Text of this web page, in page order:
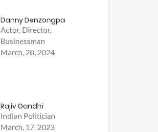
Danny Denzongpa
Actor, Director,
Businessman
March, 28, 2024
Rajiv Gandhi
Indian Politician
March, 17, 2023